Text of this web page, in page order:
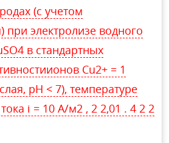
(с учетом
при электролизе водного
в стандартных
Cu2+ = 1
рН < 7), температуре
i = 10 А/м2 , 2 2,01 . 4 2 2